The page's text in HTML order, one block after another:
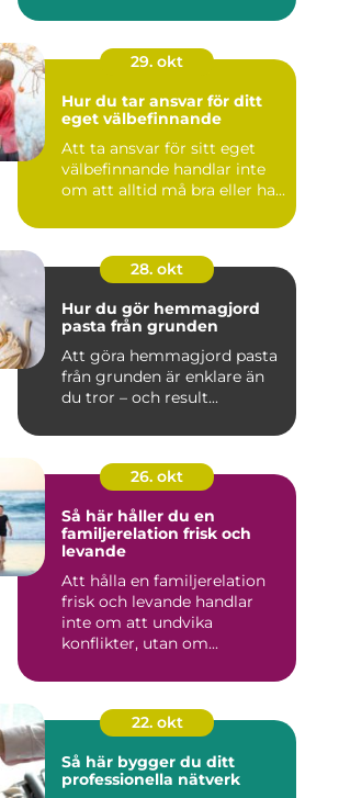
29. okt
Hur du tar ansvar för ditt
eget välbefinnande
Att ta ansvar för sitt eget
välbefinnande handlar inte
om att alltid må bra eller ha...
28. okt
Hur du gör hemmagjord
pasta från grunden
Att göra hemmagjord pasta
från grunden är enklare än
du tror – och result...
26. okt
Så här håller du en
familjerelation frisk och
levande
Att hålla en familjerelation
frisk och levande handlar
inte om att undvika
konflikter, utan om...
22. okt
Så här bygger du ditt
professionella nätverk